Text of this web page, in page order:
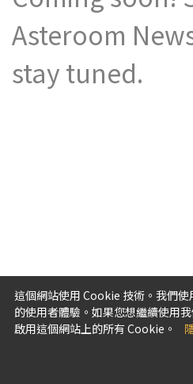
Asteroom
stay tuned.
這個網站使用 Cookie 技術。我們
的使用者體驗。如果您想繼續使用
啟用這個網站上的所有 Cookie。